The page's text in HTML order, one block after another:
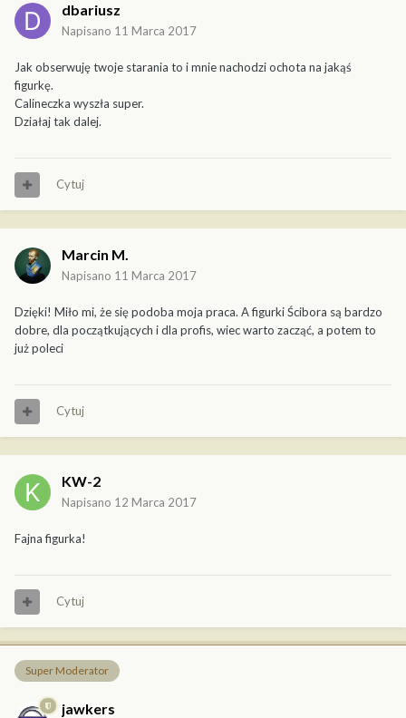
dbariusz
Napisano 11 Marca 2017
Jak obserwuję twoje starania to i mnie nachodzi ochota na jakąś
figurkę.
Calineczka wyszła super.
Działaj tak dalej.
Cytuj
Marcin M.
Napisano 11 Marca 2017
Dzięki! Miło mi, że się podoba moja praca. A figurki Ścibora są bardzo
dobre, dla początkujących i dla profis, wiec warto zacząć, a potem to
już poleci
Cytuj
KW-2
Napisano 12 Marca 2017
Fajna figurka!
Cytuj
Super Moderator
jawkers